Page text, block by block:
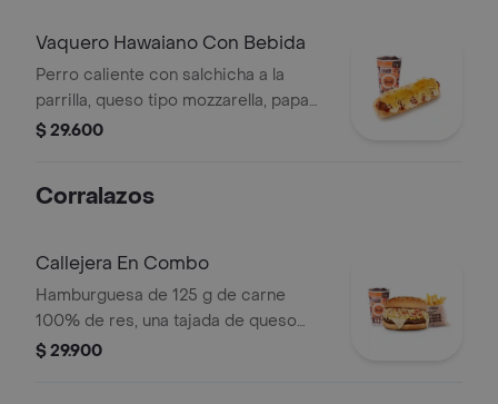
bebida PET
Vaquero Hawaiano Con Bebida
Perro caliente con salchicha a la
parrilla, queso tipo mozzarella, papa
callejera, piña, salsa blanca y salsa de
$ 29.600
Corralazos
Callejera En Combo
Hamburguesa de 125 g de carne
100% de res, una tajada de queso
tipo mozzarella, papas callejera, salsa
$ 29.900